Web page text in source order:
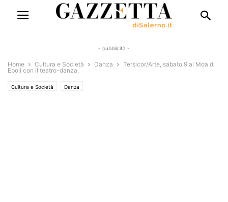
- pubblicità -
Home Cultura e Società Danza
Tersicor/Arte, sabato 9 al Moa di
Eboli con il teatro-danza.
Cultura e Società Danza